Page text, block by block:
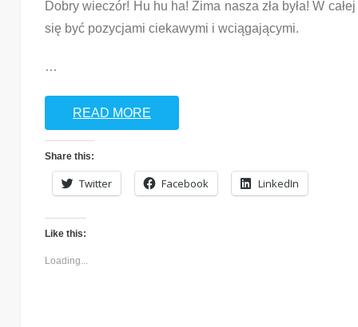
Dobry wieczór! Hu hu ha! Zima nasza zła była! W
się być pozycjami ciekawymi i wciągającymi.
…
READ MORE
Share this:
Twitter Facebook LinkedIn
Like this:
Loading...